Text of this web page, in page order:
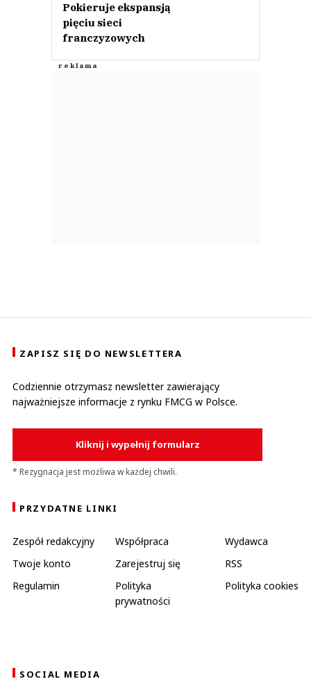
Pokieruje ekspansją
pięciu sieci
franczyzowych
ZAPISZ SIĘ DO NEWSLETTERA
Codziennie otrzymasz newsletter zawierający
najważniejsze informacje z rynku FMCG w Polsce.
Kliknij i wypełnij formularz
* Rezygnacja jest możliwa w każdej chwili.
PRZYDATNE LINKI
Zespół redakcyjny Współpraca
Wydawca
Twoje konto
Zarejestruj się
RSS
Regulamin
Polityka
prywatności
Polityka cookies
SOCIAL MEDIA